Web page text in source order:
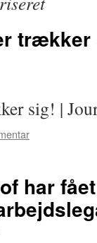
sig! |
har